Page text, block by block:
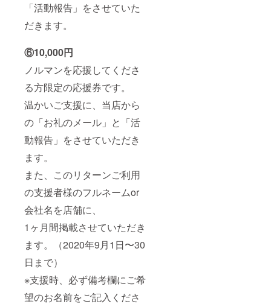
「活動報告」をさせていた
だきます。
⑥10,000円
ノルマンを応援してくださ
る方限定の応援券です。
温かいご支援に、当店から
の「お礼のメール」と「活
動報告」をさせていただき
ます。
また、このリターンご利用
の支援者様のフルネームor
会社名を店舗に、
1ヶ月間掲載させていただき
ます。（2020年9月1日〜30
日まで）
※支援時、必ず備考欄にご希
望のお名前をご記入くださ